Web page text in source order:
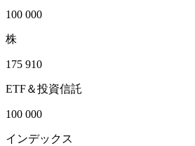
100 000
株
175 910
ETF＆投資信託
100 000
インデックス